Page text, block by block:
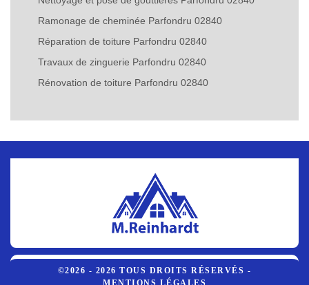
Ramonage de cheminée Parfondru 02840
Réparation de toiture Parfondru 02840
Travaux de zinguerie Parfondru 02840
Rénovation de toiture Parfondru 02840
©2026 - 2026 TOUS DROITS RÉSERVÉS -
MENTIONS LÉGALES